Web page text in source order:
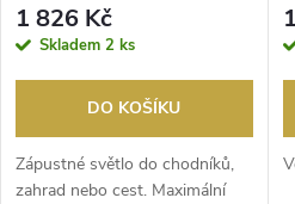
1 826 Kč
Skladem 2 ks
DO KOŠÍKU
Zápustné světlo do chodníků,
zahrad nebo cest. Maximální